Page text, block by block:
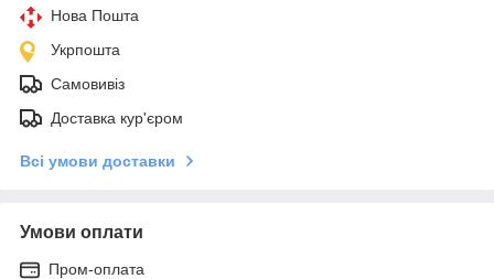
Нова Пошта
Укрпошта
Самовивіз
Доставка кур'єром
Всі умови доставки
Умови оплати
Пром-оплата